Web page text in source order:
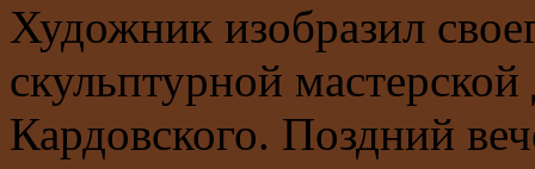
Художник изобразил
скульптурной
Кардовского. Поздний